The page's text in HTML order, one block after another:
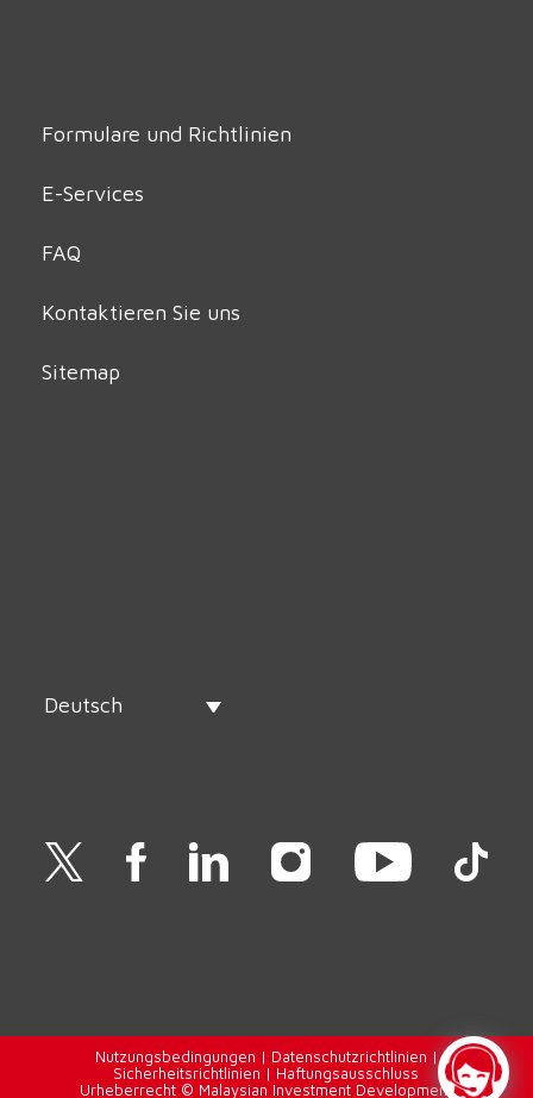
Formulare und Richtlinien
E-Services
FAQ
Kontaktieren Sie uns
Sitemap
Deutsch
Nutzungsbedingungen | Datenschutzrichtlinien |
Sicherheitsrichtlinien | Haftungsausschluss
Urheberrecht © Malaysian Investment Development